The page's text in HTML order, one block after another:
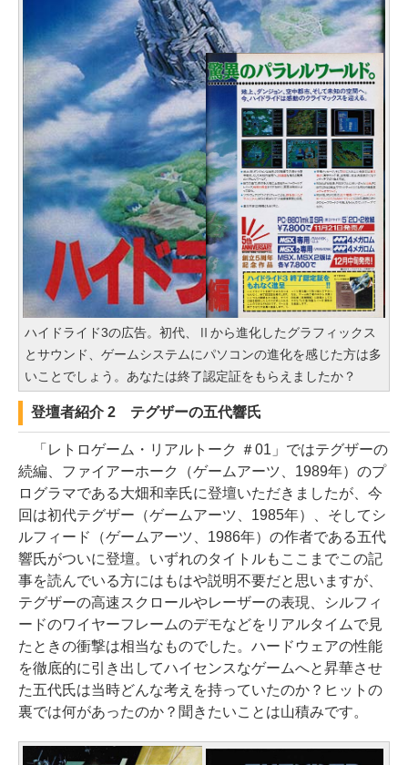
ハイドライド3の広告。初代、Ⅱから進化したグラフィックス
とサウンド、ゲームシステムにパソコンの進化を感じた方は多
いことでしょう。あなたは終了認定証をもらえましたか？
登壇者紹介 2 テグザーの五代響氏
「レトロゲーム・リアルトーク ＃01」ではテグザーの
続編、ファイアーホーク（ゲームアーツ、1989年）のプ
ログラマである大畑和幸氏に登壇いただきましたが、今
回は初代テグザー（ゲームアーツ、1985年）、そしてシ
ルフィード（ゲームアーツ、1986年）の作者である五代
響氏がついに登壇。いずれのタイトルもここまでこの記
事を読んでいる方にはもはや説明不要だと思いますが、
テグザーの高速スクロールやレーザーの表現、シルフィ
ードのワイヤーフレームのデモなどをリアルタイムで見
たときの衝撃は相当なものでした。ハードウェアの性能
を徹底的に引き出してハイセンスなゲームへと昇華させ
た五代氏は当時どんな考えを持っていたのか？ヒットの
裏では何があったのか？聞きたいことは山積みです。